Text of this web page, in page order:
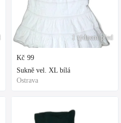
1 týdnem před
Kč 99
Sukně vel. XL bílá
Ostrava